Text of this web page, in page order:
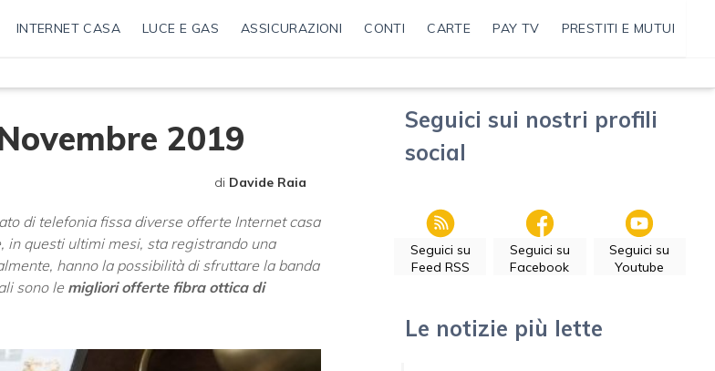
INTERNET CASA LUCE E GAS ASSICURAZIONI CONTI CARTE PAY TV PRESTITI E MUTUI
2019
di Davide Raia
di telefonia fissa diverse offerte Internet casa
questi ultimi mesi, sta registrando una
hanno la possibilità di sfruttare la banda
sono le migliori offerte fibra ottica di
Seguici sui nostri profili
social
Seguici su
Feed RSS
Seguici su
Facebook
Seguici su
Youtube
Le notizie più lette